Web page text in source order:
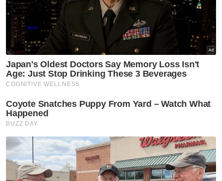
Dalam pada itu, bapa Aidafatini iaitu AB
Hamid Che Awang, 68, tidak menyangka
akan menerima sumbangan daripada YBR
untuk kali kedua.
Berita Telus & Tulus menerusi E-Mel setiap
hari!